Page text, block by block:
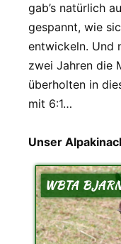
gab’s natürlich
gespannt, wie
entwickeln. Und
zwei Jahren die
überholten in
mit 6:1…
Unser
WBTA